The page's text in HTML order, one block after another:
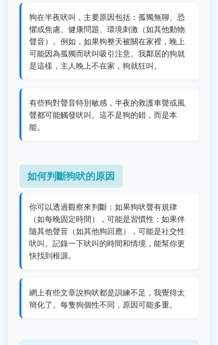
狗在半夜吠叫，主要原因包括：孤獨無聊、恐
懼或焦慮、健康問題、環境刺激（如其他動物
聲音）。例如，如果狗整天被關在家裡，晚上
可能因為孤獨而吠叫吸引注意。我鄰居的狗就
是這樣，主人晚上不在家，狗就狂叫。
有些狗對聲音特別敏感，半夜的救護車聲或風
聲都可能觸發吠叫。這不是狗的錯，而是本
能。
如何判斷狗吠的原因
你可以透過觀察來判斷：如果狗吠聲有規律
（如每晚固定時間），可能是習慣性；如果伴
隨其他聲音（如其他狗回應），可能是社交性
吠叫。記錄一下吠叫的時間和情境，能幫你更
快找到根源。
網上有些文章說狗吠都是訓練不足，我覺得太
簡化了。每隻狗個性不同，原因可能多重。